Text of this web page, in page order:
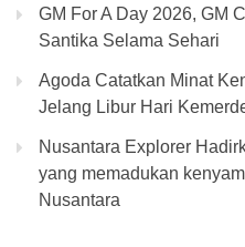
GM For A Day 2026, GM
Santika Selama Sehari
Agoda Catatkan Minat
Jelang Libur Hari
Nusantara Explorer
yang memadukan
Nusantara